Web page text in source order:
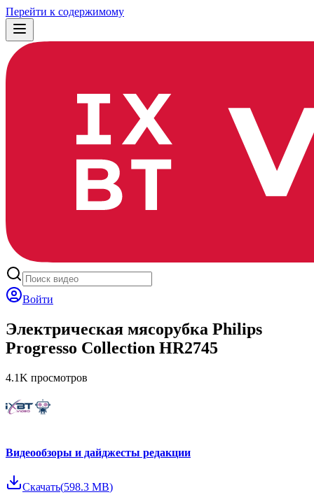
Перейти к содержимому
Войти
Электрическая мясорубка Philips
Progresso Collection HR2745
4.1K просмотров
Видеообзоры и дайджесты редакции
Скачать(598.3 MB)